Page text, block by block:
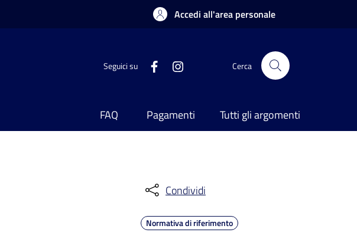
Accedi all'area personale
Seguici su Cerca
FAQ Pagamenti Tutti gli argomenti
Condividi
Normativa di riferimento